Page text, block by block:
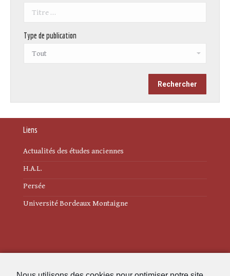
Type de publication
Liens
Actualités des études anciennes
H.A.L.
Persée
Université Bordeaux Montaigne